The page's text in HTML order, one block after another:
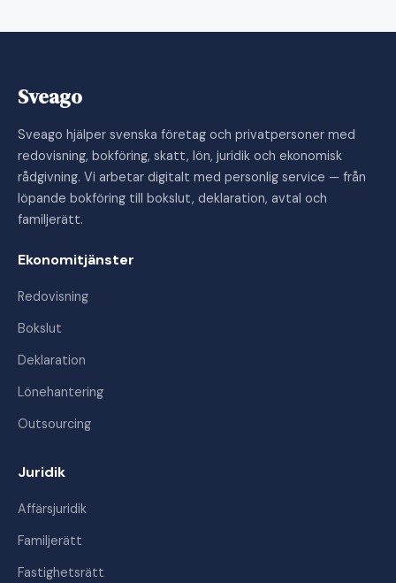
Sveago
Sveago hjälper svenska företag och privatpersoner med
redovisning, bokföring, skatt, lön, juridik och ekonomisk
rådgivning. Vi arbetar digitalt med personlig service — från
löpande bokföring till bokslut, deklaration, avtal och
familjerätt.
Ekonomitjänster
Redovisning
Bokslut
Deklaration
Lönehantering
Outsourcing
Juridik
Affärsjuridik
Familjerätt
Fastighetsrätt